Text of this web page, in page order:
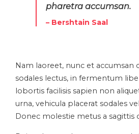
pharetra accumsan.
– Bershtain Saal
Nam laoreet, nunc et accumsan
sodales lectus, in fermentum
lobortis facilisis sapien non
urna, vehicula placerat sodales
Donec molestie metus a sagittis